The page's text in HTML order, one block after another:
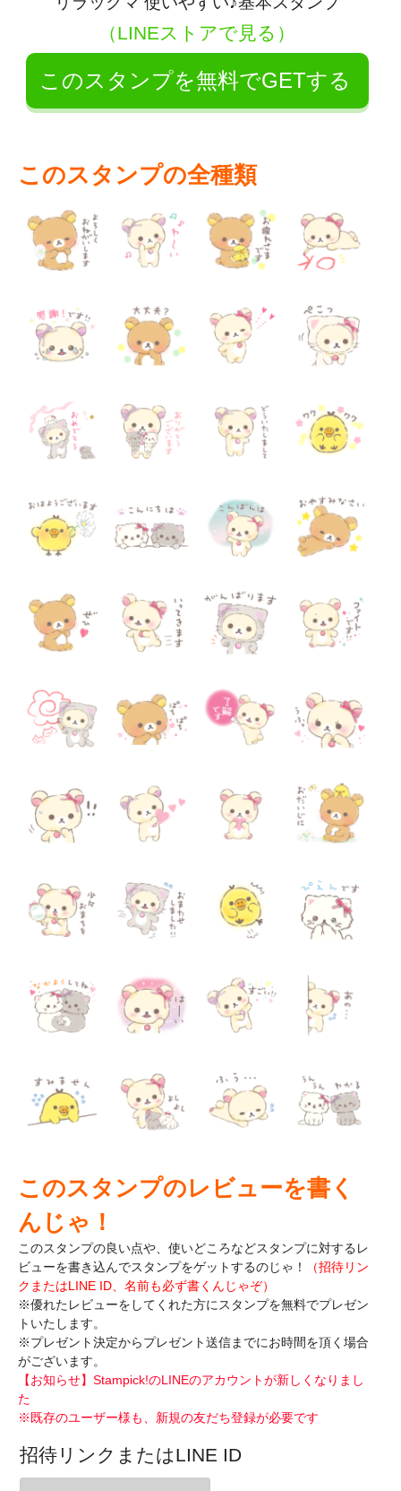
（LINEストアで見る）
このスタンプを無料でGETする
このスタンプの全種類
このスタンプのレビューを書く
んじゃ！
このスタンプの良い点や、使いどころなどスタンプに対するレ
ビューを書き込んでスタンプをゲットするのじゃ！
（招待リン
クまたはLINE ID、名前も必ず書くんじゃぞ）
※優れたレビューをしてくれた方にスタンプを無料でプレゼン
トいたします。
※プレゼント決定からプレゼント送信までにお時間を頂く場合
がございます。
【お知らせ】Stampick!のLINEのアカウントが新しくなりまし
た
※既存のユーザー様も、新規の友だち登録が必要です
招待リンクまたはLINE ID